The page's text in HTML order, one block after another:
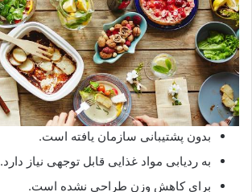
بدون پشتیبانی سازمان یافته است.
به ردیابی مواد غذایی قابل توجهی نیاز دارد.
برای کاهش وزن طراحی نشده است.